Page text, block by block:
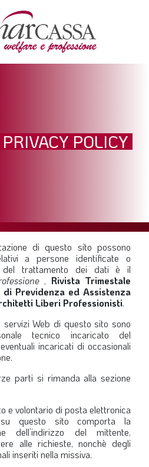
PRIVACY POLICY
di questo sito possono
a persone identificate o
del trattamento dei dati è il
, Rivista Trimestale
di Previdenza ed Assistenza
Liberi Professionisti.
Web di questo sito sono
tecnico incaricato del
incaricati di occasionali
parti si rimanda alla sezione
e volontario di posta elettronica
questo sito comporta la
dell’indirizzo del mittente,
alle richieste, nonchè degli
inseriti nella missiva.